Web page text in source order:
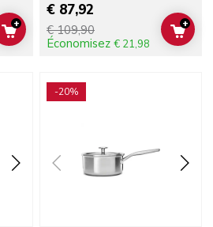
ADD TO CART
+
€ 87,92
€ 109,90
Économisez € 21,98
ADD
+
-20%